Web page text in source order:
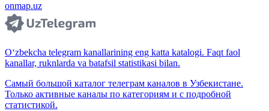
onmap.uz
O‘zbekcha telegram kanallarining eng katta katalogi. Faqt faol
kanallar, ruknlarda va batafsil statistikasi bilan.
Самый большой каталог телеграм каналов в Узбекистане.
Только активные каналы по категориям и с подробной
статистикой.